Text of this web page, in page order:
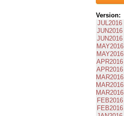
Version:
JUL2016
JUN2016
JUN2016
MAY2016
MAY2016
APR2016
APR2016
MAR2016
MAR2016
MAR2016
FEB2016
FEB2016